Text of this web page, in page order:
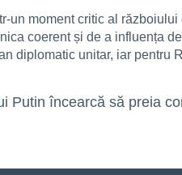
moment critic al
coerent și de a influența
unitar, iar pentru
Putin încearcă să preia